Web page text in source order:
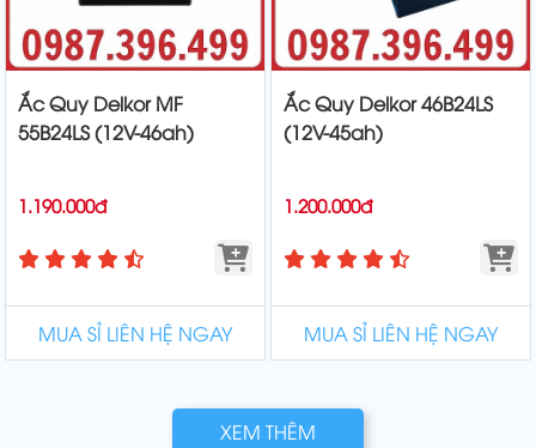
Ắc Quy Delkor MF
55B24LS (12V-46ah)
1.190.000đ
MUA SỈ LIÊN HỆ NGAY
Ắc Quy Delkor 46B24LS
(12V-45ah)
1.200.000đ
MUA SỈ LIÊN HỆ NGAY
XEM THÊM